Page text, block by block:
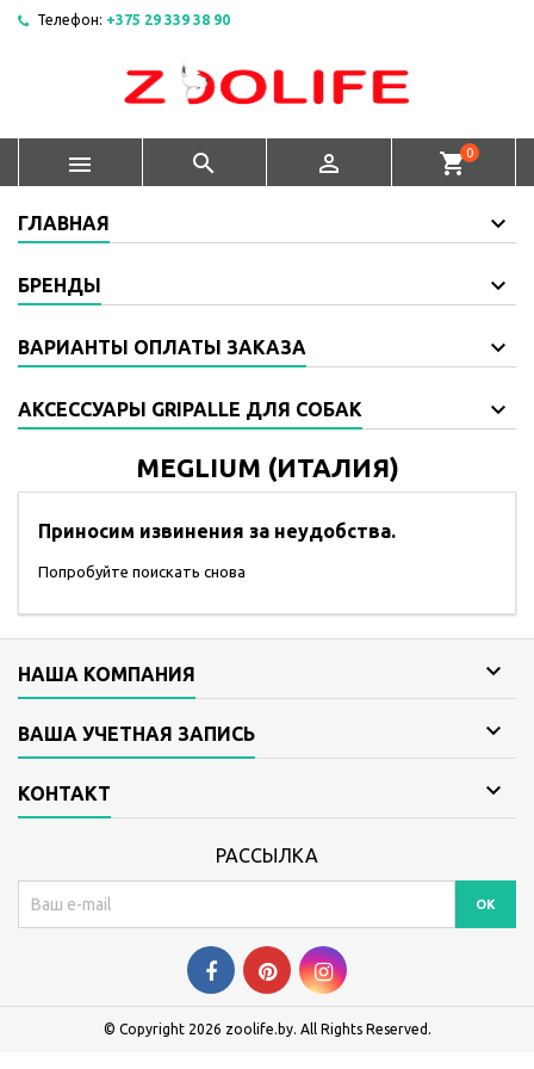
Телефон: +375 29 339 38 90
   shopping_cart0
ГЛАВНАЯ
БРЕНДЫ
ВАРИАНТЫ ОПЛАТЫ ЗАКАЗА
АКСЕССУАРЫ GRIPALLE ДЛЯ СОБАК
MEGLIUM (ИТАЛИЯ)
Приносим извинения за неудобства.
Попробуйте поискать снова
НАША КОМПАНИЯ 
ВАША УЧЕТНАЯ ЗАПИСЬ 
КОНТАКТ 
РАССЫЛКА
© Copyright 2026 zoolife.by. All Rights Reserved.